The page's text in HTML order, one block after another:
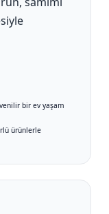
bir ev yaşam
ürünlerle